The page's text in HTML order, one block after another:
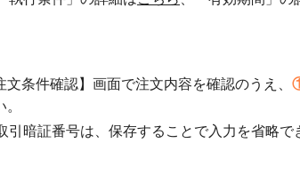
文条件確認】画面で注文内容を確認のうえ、
。
引暗証番号は、保存することで入力を省略で